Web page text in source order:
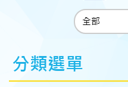
分類選單